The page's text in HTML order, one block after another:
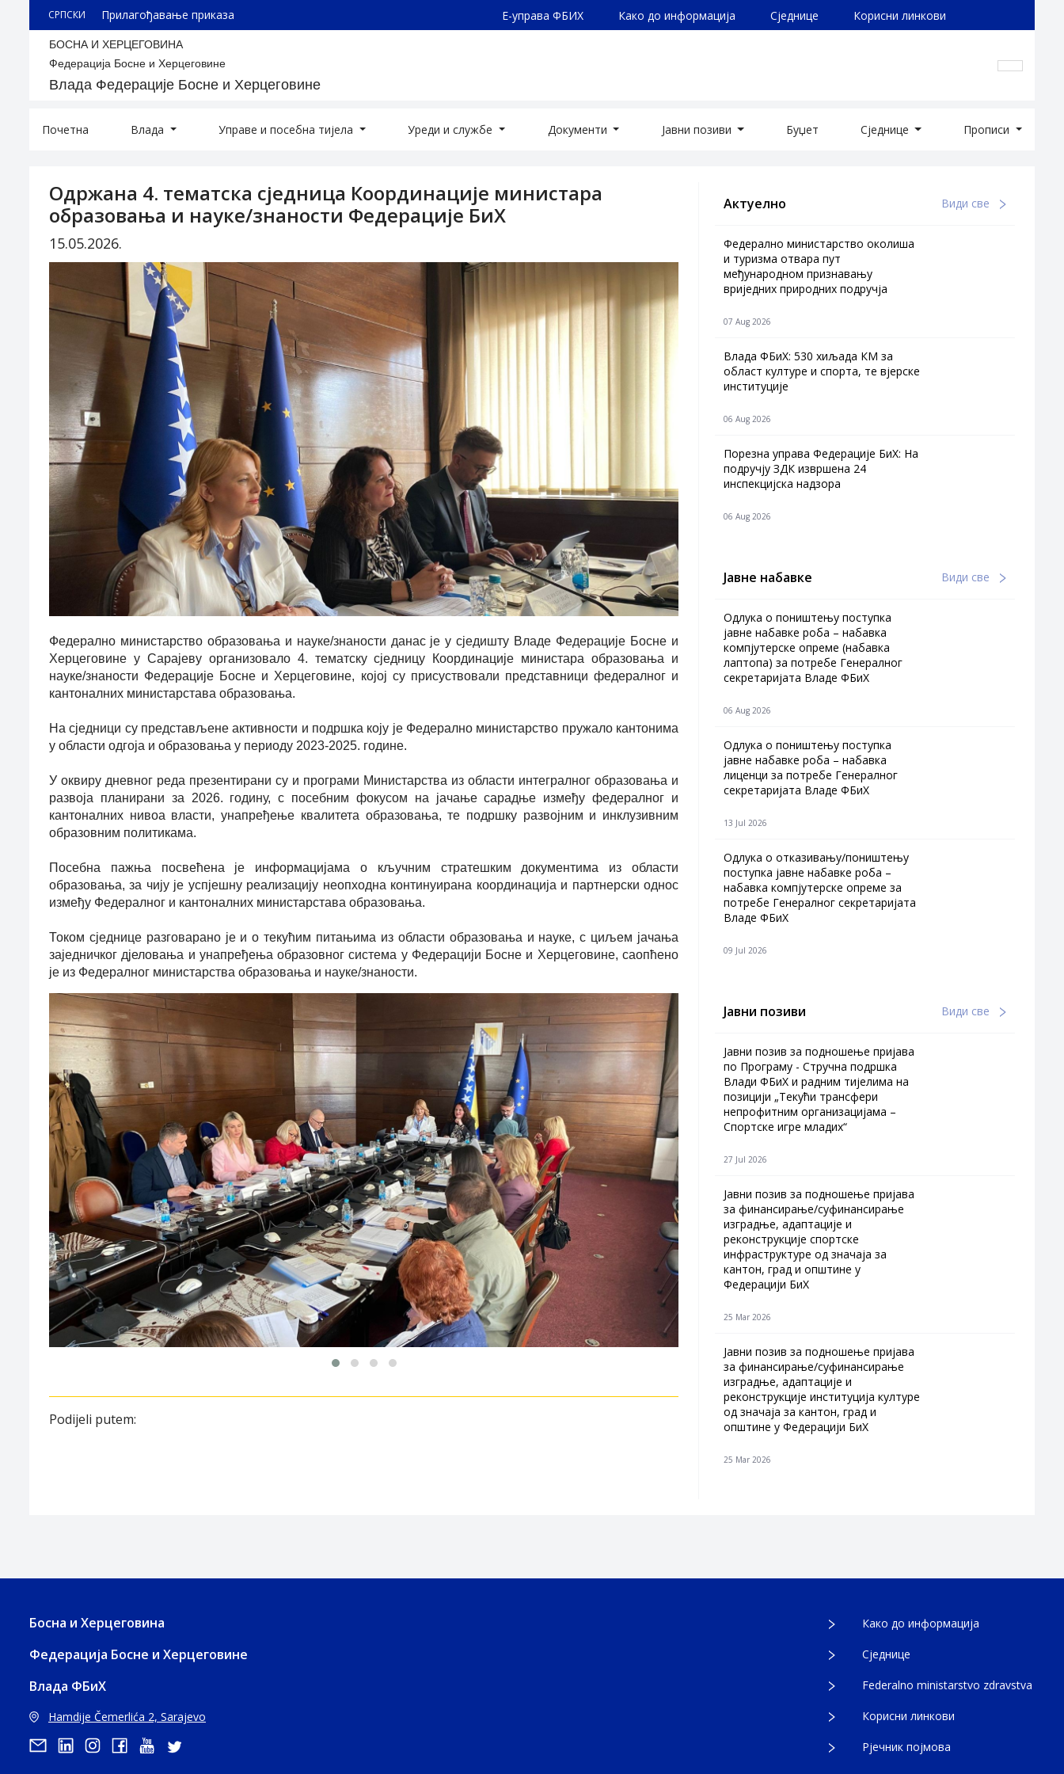
СРПСКИ Прилагођавање приказа Е-управа ФБИХ Како до информација Сједнице Корисни линкови
БОСНА И ХЕРЦЕГОВИНА
Федерација Босне и Херцеговине
Влада Федерације Босне и Херцеговине
Почетна Влада Управе и посебна тијела Уреди и службе Документи Јавни позиви Буџет Сједнице Прописи
Одржана 4. тематска сједница Координације министара
образовања и науке/знаности Федерације БиХ
15.05.2026.
Федерално министарство образовања и науке/знаности данас је у сједишту Владе Федерације Босне и
Херцеговине у Сарајеву организовало 4. тематску сједницу Координације министара образовања и
науке/знаности Федерације Босне и Херцеговине, којој су присуствовали представници федералног и
кантоналних министарстава образовања.
На сједници су представљене активности и подршка коју је Федерално министарство пружало кантонима
у области одгоја и образовања у периоду 2023-2025. године.
У оквиру дневног реда презентирани су и програми Министарства из области интегралног образовања и
развоја планирани за 2026. годину, с посебним фокусом на јачање сарадње између федералног и
кантоналних нивоа власти, унапређење квалитета образовања, те подршку развојним и инклузивним
образовним политикама.
Посебна пажња посвећена је информацијама о кључним стратешким документима из области
образовања, за чију је успјешну реализацију неопходна континуирана координација и партнерски однос
између Федералног и кантоналних министарстава образовања.
Током сједнице разговарано је и о текућим питањима из области образовања и науке, с циљем јачања
заједничког д‌јеловања и унапређења образовног система у Федерацији Босне и Херцеговине, саопћено
је из Федералног министарства образовања и науке/знаности.
Podijeli putem:
Актуелно Види све
Федерално министарство околиша
и туризма отвара пут
међународном признавању
вриједних природних подручја
07 Aug 2026
Влада ФБиХ: 530 хиљада КМ за
област културе и спорта, те вјерске
институције
06 Aug 2026
Порезна управа Федерације БиХ: На
подручју ЗДК извршена 24
инспекцијска надзора
06 Aug 2026
Јавне набавке Види све
Одлука о поништењу поступка
јавне набавке роба – набавка
компјутерске опреме (набавка
лаптопа) за потребе Генералног
секретаријата Владе ФБиХ
06 Aug 2026
Одлука о поништењу поступка
јавне набавке роба – набавка
лиценци за потребе Генералног
секретаријата Владе ФБиХ
13 Jul 2026
Одлука о отказивању/поништењу
поступка јавне набавке роба –
набавка компјутерске опреме за
потребе Генералног секретаријата
Владе ФБиХ
09 Jul 2026
Јавни позиви Види све
Јавни позив за подношење пријава
по Програму - Стручна подршка
Влади ФБиХ и радним тијелима на
позицији „Текући трансфери
непрофитним организацијама –
Спортске игре младих“
27 Jul 2026
Jавни позив за подношење пријава
за финансирање/суфинансирање
изградње, адаптације и
реконструкције спортске
инфраструктуре од значаја за
кантон, град и општине у
Федерацији БиХ
25 Mar 2026
Јавни позив за подношење пријава
за финансирање/суфинансирање
изградње, адаптације и
реконструкције институција културе
од значаја за кантон, град и
општине у Федерацији БиХ
25 Mar 2026
Босна и Херцеговина
Федерација Босне и Херцеговине
Влада ФБиХ
Hamdije Čemerlića 2, Sarajevo
Како до информација
Сједнице
Federalno ministarstvo zdravstva
Корисни линкови
Рјечник појмова